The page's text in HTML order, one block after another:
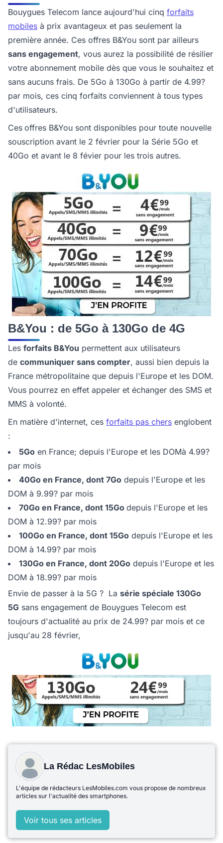
Bouygues Telecom lance aujourd'hui cinq forfaits
mobiles à prix avantageux et pas seulement la
première année. Ces offres B&You sont par ailleurs
sans engagement, vous aurez la possibilité de résilier
votre abonnement mobile dès que vous le souhaitez et
sans aucuns frais. De 5Go à 130Go à partir de 4.99?
par mois, ces cinq forfaits conviennent à tous types
d'utilisateurs.
Ces offres B&You sont disponibles pour toute nouvelle
souscription avant le 2 février pour la Série 5Go et
40Go et avant le 8 févier pour les trois autres.
B&You : de 5Go à 130Go de 4G
Les forfaits B&You permettent aux utilisateurs
de communiquer sans compter, aussi bien depuis la
France métropolitaine que depuis l'Europe et les DOM.
Vous pourrez en effet appeler et échanger des SMS et
MMS à volonté.
En matière d'internet, ces forfaits pas chers englobent
:
5Go en France; depuis l'Europe et les DOMà 4.99?
par mois
40Go en France, dont 7Go depuis l'Europe et les
DOM à 9.99? par mois
70Go en France, dont 15Go depuis l'Europe et les
DOM à 12.99? par mois
100Go en France, dont 15Go depuis l'Europe et les
DOM à 14.99? par mois
130Go en France, dont 20Go depuis l'Europe et les
DOM à 18.99? par mois
Envie de passer à la 5G ? La série spéciale 130Go
5G sans engagement de Bouygues Telecom est
toujours d'actualité au prix de 24.99? par mois et ce
jusqu'au 28 février,
La Rédac LesMobiles
L'équipe de rédacteurs LesMobiles.com vous propose de nombreux
articles sur l'actualité des smartphones.
Voir tous ses articles